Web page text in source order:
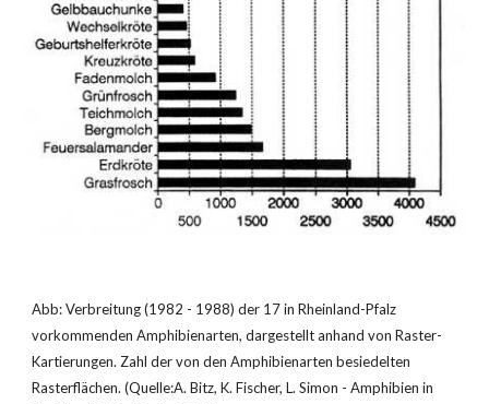
Abb: Verbreitung (1982 - 1988) der 17 in Rheinland-Pfalz
vorkommenden Amphibienarten, dargestellt anhand von Raster-
Kartierungen. Zahl der von den Amphibienarten besiedelten
Rasterflächen. (Quelle:A. Bitz, K. Fischer, L. Simon - Amphibien in